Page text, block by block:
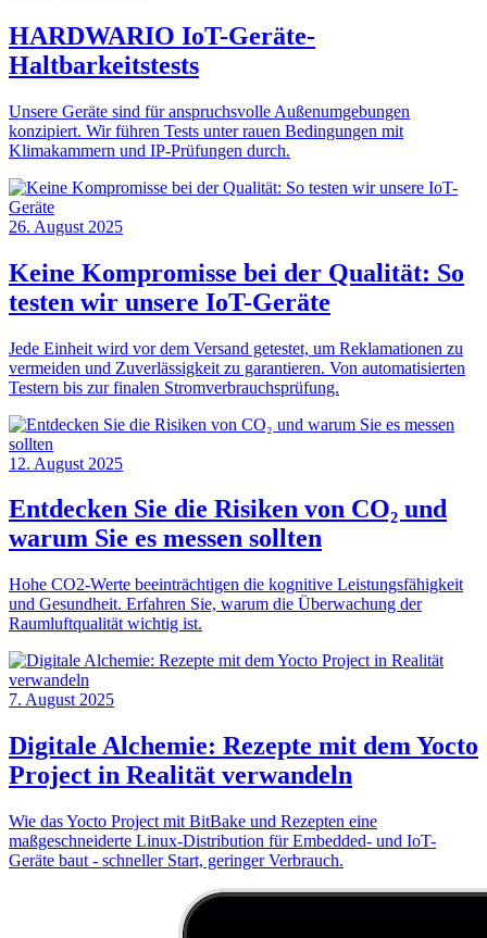
HARDWARIO IoT-Geräte-
Haltbarkeitstests
Unsere Geräte sind für anspruchsvolle Außenumgebungen
konzipiert. Wir führen Tests unter rauen Bedingungen mit
Klimakammern und IP-Prüfungen durch.
26. August 2025
Keine Kompromisse bei der Qualität: So
testen wir unsere IoT-Geräte
Jede Einheit wird vor dem Versand getestet, um Reklamationen zu
vermeiden und Zuverlässigkeit zu garantieren. Von automatisierten
Testern bis zur finalen Stromverbrauchsprüfung.
12. August 2025
Entdecken Sie die Risiken von CO₂ und
warum Sie es messen sollten
Hohe CO2-Werte beeinträchtigen die kognitive Leistungsfähigkeit
und Gesundheit. Erfahren Sie, warum die Überwachung der
Raumluftqualität wichtig ist.
7. August 2025
Digitale Alchemie: Rezepte mit dem Yocto
Project in Realität verwandeln
Wie das Yocto Project mit BitBake und Rezepten eine
maßgeschneiderte Linux-Distribution für Embedded- und IoT-
Geräte baut - schneller Start, geringer Verbrauch.